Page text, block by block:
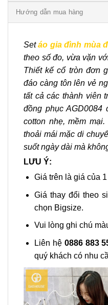
Hướng dẫn mua hàng
Setáo gia đình mùa
theo số đo, vừa vặn
Thiết kế cổ tròn đơn
đáo càng tôn lên vẻ
tất cả các thành viên
đồng phục AGD0084
cotton nhẹ, mềm
thoải mái mặc di
suốt ngày dài mà
LƯU Ý:
Giá trên là giá của
Giá thay đổi theo
chọn Bigsize.
Vui lòng ghi chú
Liên hệ 0886 883
quý khách có nhu